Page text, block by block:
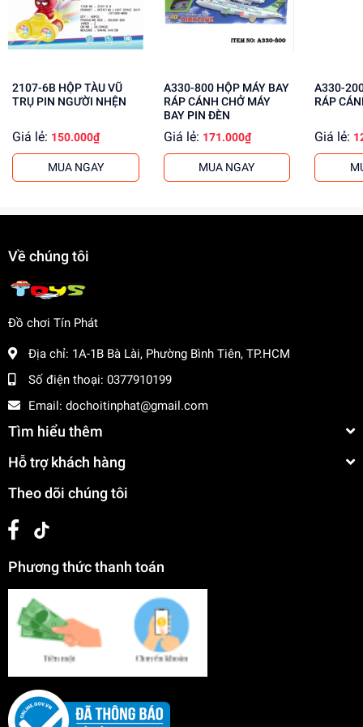
Phát triển tư duy và sáng tạo
Cải thiện kỹ năng vận động
Mua ngay đồ chơi trẻ em giá rẻ tại dochoitinphat.comvà
nhận giá sỉ hấp dẫn cho khách buôn. Liên hệ với chúng tôi
để biết thêm thông tin về mua sỉ đồ chơi!
2107-6B HỘP TÀU VŨ
TRỤ PIN NGƯỜI NHỆN
Giá lẻ: 150.000₫
MUA NGAY
A330-800 HỘP MÁY BAY
RÁP CÁNH CHỞ MÁY
BAY PIN ĐÈN
Giá lẻ: 171.000₫
MUA NGAY
A330-200 HỘP MÁY
RÁP
Giá lẻ:
Về chúng tôi
Đồ chơi Tín Phát
Địa chỉ: 1A-1B Bà Lài, Phường Bình Tiên, TP.HCM
Số điện thoại: 0377910199
Email: dochoitinphat@gmail.com
Tìm hiểu thêm
Hỗ trợ khách hàng
Theo dõi chúng tôi
Phương thức thanh toán